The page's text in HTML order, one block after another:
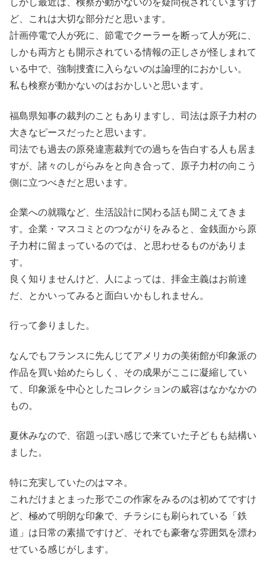
しかし最近は、検察が動かないのを疑問視されていますけ
ど、これは大切な部分だと思います。
計画停電で人が死に、節電でクーラーを断って人が死に、
しかも両方とも開示されている情報の正しさが怪しまれて
いる中で、強制捜査に入らないのは論理的におかしい。
私も検察が動かないのはおかしいと思います。
福島県知事の裁判のこともありますし、司法は原子力村の
大きなピースだったと思います。
司法でも過去の原発違憲裁判での過ちを告白する人も居ま
すが、諸々のしがらみをと向き合って、原子力村の向こう
側に立つべきだと思います。
企業への就職など、生活設計に関わる話も聞こえてきま
す。企業・マスコミとのつながりをみると、金銭面から原
子力村に留まっているのでは、と思わせるものがありま
す。
良く知りませんけど、人によっては、拝金主義はお前達
だ、とかいってみると面白いかもしれません。
行って参りました。
なんでもフランスに先んじてアメリカの美術館が印象派の
作品を買い始めたらしく、その成果がここに凝縮してい
て、印象派を中心としたコレクションの威容はなかなかの
もの。
夏休みなので、宿題っぽい感じで来ていた子どもも結構い
ました。
特に充実していたのはマネ。
これだけまとまった形でこの作家をみるのは初めてですけ
ど、極めて明朗な印象で、チラシにも刷られている「鉄
道」は日常の素描ですけど、それでも豪奢な雰囲気を漂わ
せている感じがします。